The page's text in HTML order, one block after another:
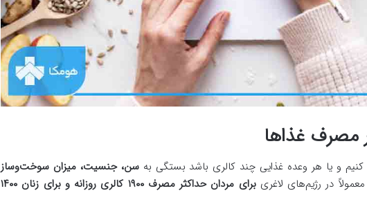
مصرف غذاها
و یا هر وعده غذایی چند کالری باشد بستگی به سن، جنسیت، میزان سوخت‌وساز
معمولاً در رژیم‌های لاغری
برای مردان حداکثر مصرف ۱۹۰۰ کالری روزانه و برای زنان ۱۴۰۰